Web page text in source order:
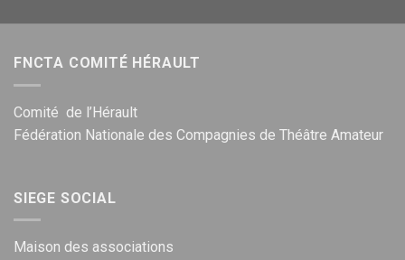
FNCTA COMITÉ HÉRAULT
Comité de l’Hérault
Fédération Nationale des Compagnies de Théâtre Amateur
SIEGE SOCIAL
Maison des associations